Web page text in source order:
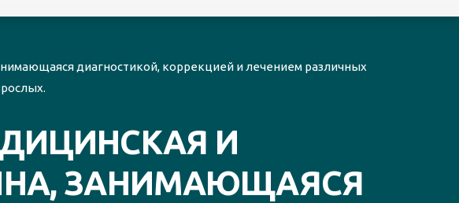
диагностикой, коррекцией и лечением различных
И
ЗАНИМАЮЩАЯСЯ